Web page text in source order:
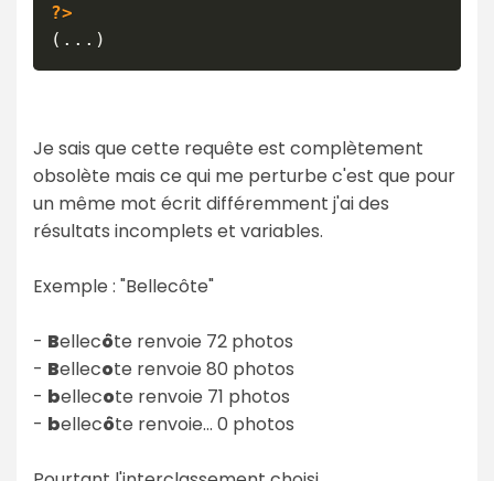
?>
(...)
Je sais que cette requête est complètement
obsolète mais ce qui me perturbe c'est que pour
un même mot écrit différemment j'ai des
résultats incomplets et variables.
Exemple : "Bellecôte"
- Bellecôte renvoie 72 photos
- Bellecote renvoie 80 photos
- bellecote renvoie 71 photos
- bellecôte renvoie... 0 photos